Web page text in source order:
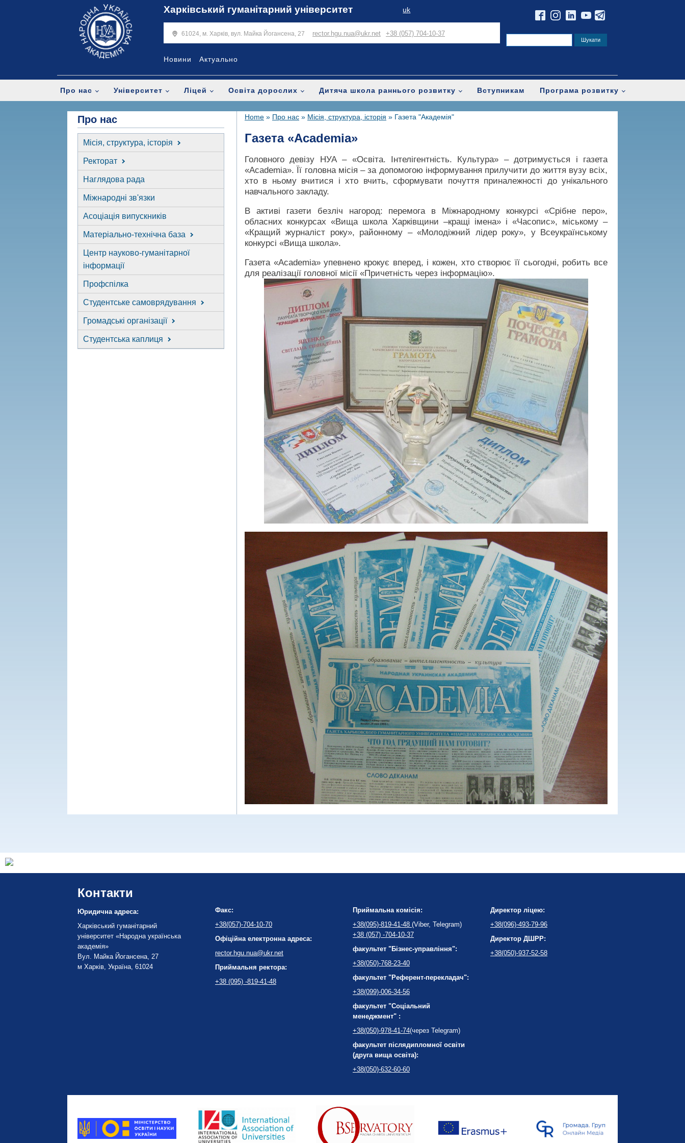
Харківський гуманітарний університет uk
61024, м. Харків, вул. Майка Йогансена, 27 rector.hgu.nua@ukr.net +38 (057) 704-10-37
Новини Актуально
Про нас Університет Ліцей Освіта дорослих Дитяча школа раннього розвитку Вступникам Програма розвитку
Про нас
Місія, структура, історія
Ректорат
Наглядова рада
Міжнародні зв'язки
Асоціація випускників
Матеріально-технічна база
Центр науково-гуманітарної
інформації
Профспілка
Студентське самоврядування
Громадські організації
Студентська каплиця
Home » Про нас » Місія, структура, історія » Газета "Академія"
Газета «Academia»
Головного девізу НУА – «Освіта. Інтелігентність. Культура» – дотримується і газета
«Academia». Її головна місія – за допомогою інформування прилучити до життя вузу всіх,
хто в ньому вчитися і хто вчить, сформувати почуття приналежності до унікального
навчального закладу.
В активі газети безліч нагород: перемога в Міжнародному конкурсі «Срібне перо»,
обласних конкурсах «Вища школа Харківщини –кращі імена» і «Часопис», міському –
«Кращий журналіст року», районному – «Молодіжний лідер року», у Всеукраїнському
конкурсі «Вища школа».
Газета «Academia» упевнено крокує вперед, і кожен, хто створює її сьогодні, робить все
для реалізації головної місії «Причетність через інформацію».
Контакти
Юридична адреса:
Харківський гуманітарний
університет «Народна українська
академія»
Вул. Майка Йогансена, 27
м Харків, Україна, 61024
Факс:
+38(057)-704-10-70
Офіційна електронна адреса:
rector.hgu.nua@ukr.net
Приймальня ректора:
+38 (095) -819-41-48
Приймальна комісія:
+38(095)-819-41-48 (Viber, Telegram)
+38 (057) -704-10-37
факультет "Бізнес-управління":
+38(050)-768-23-40
факультет "Референт-перекладач":
+38(099)-006-34-56
факультет "Соціальний
менеджмент" :
+38(050)-978-41-74(через Telegram)
факультет післядипломної освіти
(друга вища освіта):
+38(050)-632-60-60
Директор ліцею:
+38(096)-493-79-96
Директор ДШРР:
+38(050)-937-52-58